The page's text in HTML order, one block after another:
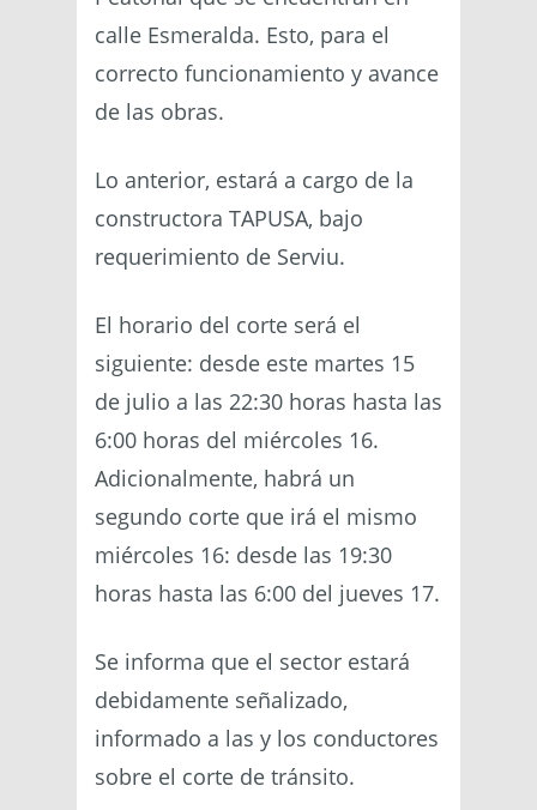
calle Esmeralda. Esto, para el
correcto funcionamiento y avance
de las obras.
Lo anterior, estará a cargo de la
constructora TAPUSA, bajo
requerimiento de Serviu.
El horario del corte será el
siguiente: desde este martes 15
de julio a las 22:30 horas hasta las
6:00 horas del miércoles 16.
Adicionalmente, habrá un
segundo corte que irá el mismo
miércoles 16: desde las 19:30
horas hasta las 6:00 del jueves 17.
Se informa que el sector estará
debidamente señalizado,
informado a las y los conductores
sobre el corte de tránsito.